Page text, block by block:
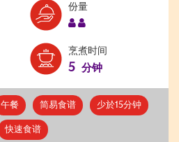
份量Serves:
烹煮时间
5 分钟
午餐 简易食谱 少於15分钟
快速食谱